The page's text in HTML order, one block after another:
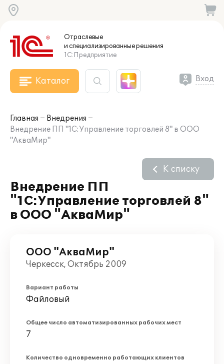
Отраслевые
и специализированныерешения
1С:Предприятие
Каталог Вход
Главная
Внедрения
Внедрение ПП "1С:Управление торговлей 8" в ООО
"АкваМир"
Внедрение ПП
"1С:Управление торговлей 8"
в ООО "АкваМир"
К списку
ООО "АкваМир"
Черкесск, Октябрь 2009
Вариант работы
Файловый
Общее число автоматизированных рабочих мест
7
Количество одновременно работающих клиентов